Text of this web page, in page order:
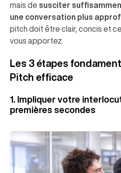
mais de susciter
une conversation plus
pitch doit être clair, concis et
vous apportez.
Les 3 étapes
Pitch efficace
1. Impliquer votre
premières secondes